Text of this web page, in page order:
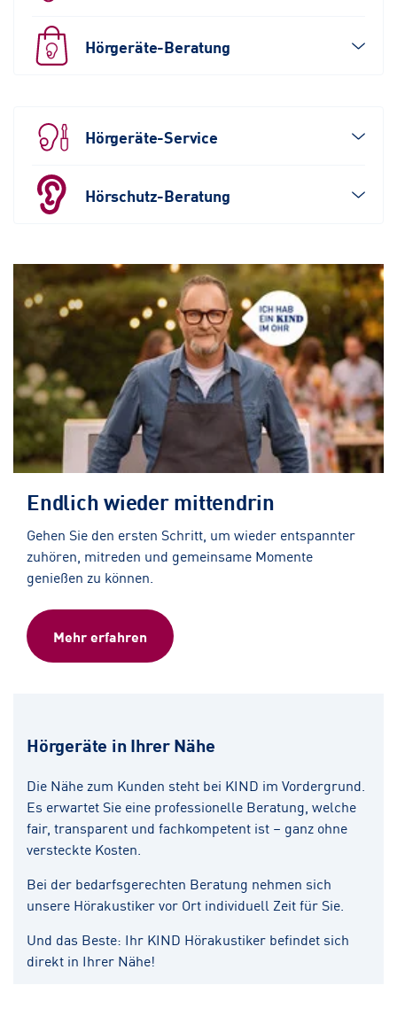
Hörgeräte-Beratung
Hörgeräte-Service
Hörschutz-Beratung
Endlich wieder mittendrin
Gehen Sie den ersten Schritt, um wieder entspannter
zuhören, mitreden und gemeinsame Momente
genießen zu können.
Mehr erfahren
Hörgeräte in Ihrer Nähe
Die Nähe zum Kunden steht bei KIND im Vordergrund.
Es erwartet Sie eine professionelle Beratung, welche
fair, transparent und fachkompetent ist – ganz ohne
versteckte Kosten.
Bei der bedarfsgerechten Beratung nehmen sich
unsere Hörakustiker vor Ort individuell Zeit für Sie.
Und das Beste: Ihr KIND Hörakustiker befindet sich
direkt in Ihrer Nähe!